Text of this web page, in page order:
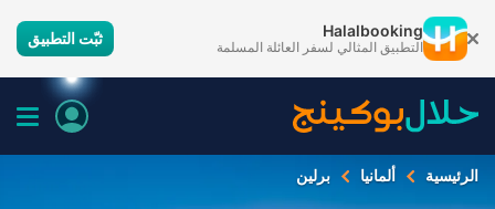
Halalbooking
التطبيق المثالي لسفر العائلة المسلمة ثبّت التطبيق
الرئيسية ألمانيا برلين